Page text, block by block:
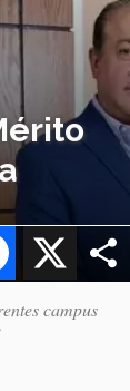
X
Facebook
campus